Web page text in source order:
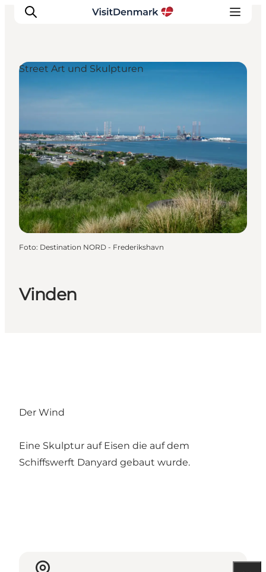
Inspiration
Erlebnisse
Unterkünfte
Reiseplanung
Vinden
Street Art und Skulpturen
Foto: Destination NORD - Frederikshavn
Der Wind
Eine Skulptur auf Eisen die auf dem
Schiffswerft Danyard gebaut wurde.